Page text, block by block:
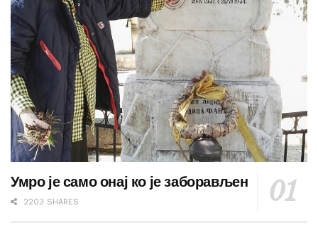
Умро је само онај ко је заборављен
2203 SHARES